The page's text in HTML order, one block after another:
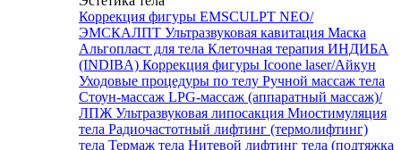
Коррекция фигуры EMSCULPT NEO/
ЭМСКАЛПТ Ультразвуковая кавитация Маска
Альгопласт для тела Клеточная терапия ИНДИБА
(INDIBA) Коррекция фигуры Icoone laser/Айкун
Уходовые процедуры по телу Ручной массаж тела
Стоун-массаж LPG-массаж (аппаратный массаж)/
ЛПЖ Ультразвуковая липосакция Миостимуляция
тела Радиочастотный лифтинг (термолифтинг)
тела Термаж тела Нитевой лифтинг тела (подтяжка